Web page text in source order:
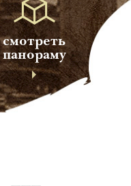
смотреть
панораму